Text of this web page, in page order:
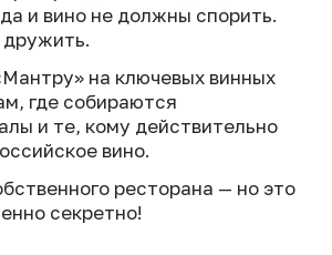
и вино не должны спорить.
на ключевых винных
где собираются
и те, кому действительно
вино.
ресторана — но это
секретно!